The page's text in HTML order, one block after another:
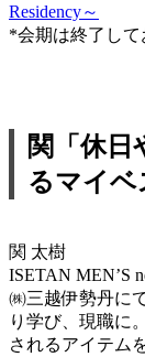
Residency～
*会期は終了して
関「休日
るマイベ
関 太樹
ISETAN MEN’S
㈱三越伊勢丹に
り学び、現職に
されるアイテム